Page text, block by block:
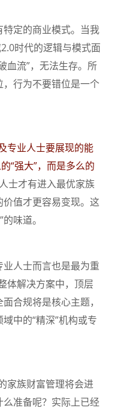
定的商业模式。当我
时代的逻辑与模式面
血流”，无法生存。所
行为不要错位是一个
专业人士要展现的能
“强大”，而是多么的
士才有进入最优家族
值才更容易变现。这
味道。
人士而言也是最为重
体解决方案中，顶层
合规将是核心主题，
中的“精深”机构或专
家族财富管理将会进
准备呢？实际上已经